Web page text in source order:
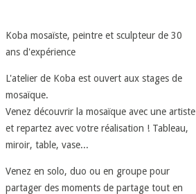
Koba mosaïste, peintre et sculpteur de 30
ans d'expérience
L'atelier de Koba est ouvert aux stages de
mosaïque.
Venez découvrir la mosaïque avec une artiste
et repartez avec votre réalisation ! Tableau,
miroir, table, vase...
Venez en solo, duo ou en groupe pour
partager des moments de partage tout en